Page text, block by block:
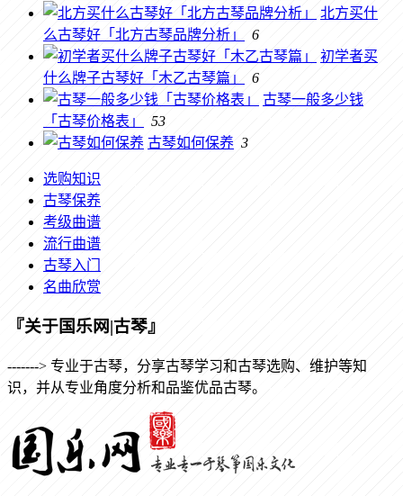
北方买什
么古琴好「北方古琴品牌分析」
6
初学者买
什么牌子古琴好「木乙古琴篇」
6
古琴一般多少钱
「古琴价格表」
53
古琴如何保养 3
选购知识
古琴保养
考级曲谱
流行曲谱
古琴入门
名曲欣赏
『关于国乐网|古琴』
-------> 专业于古琴，分享古琴学习和古琴选购、维护等知
识，并从专业角度分析和品鉴优品古琴。